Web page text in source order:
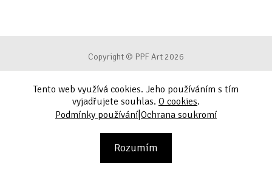
Copyright © PPF Art 2026
Podmínky používání
Ochrana soukromí
Tento web využívá cookies. Jeho používáním s tím
vyjadřujete souhlas. O cookies.
Podmínky používání|Ochrana soukromí
Rozumím